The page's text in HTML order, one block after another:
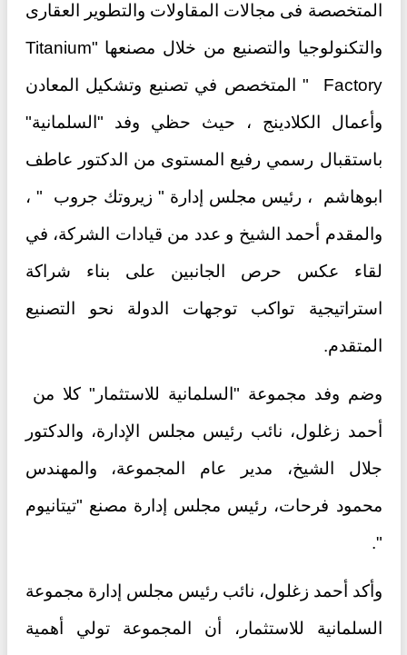
المتخصصة فى مجالات المقاولات والتطوير العقارى
والتكنولوجيا والتصنيع من خلال مصنعها "Titanium
Factory " المتخصص في تصنيع وتشكيل المعادن
وأعمال الكلادينج ، حيث حظي وفد "السلمانية"
باستقبال رسمي رفيع المستوى من الدكتور عاطف
ابوهاشم ، رئيس مجلس إدارة " زيروتك جروب " ،
والمقدم أحمد الشيخ و عدد من قيادات الشركة، في
لقاء عكس حرص الجانبين على بناء شراكة
استراتيجية تواكب توجهات الدولة نحو التصنيع
المتقدم.
وضم وفد مجموعة "السلمانية للاستثمار" كلا من
أحمد زغلول، نائب رئيس مجلس الإدارة، والدكتور
جلال الشيخ، مدير عام المجموعة، والمهندس
محمود فرحات، رئيس مجلس إدارة مصنع "تيتانيوم
".
وأكد أحمد زغلول، نائب رئيس مجلس إدارة مجموعة
السلمانية للاستثمار، أن المجموعة تولي أهمية